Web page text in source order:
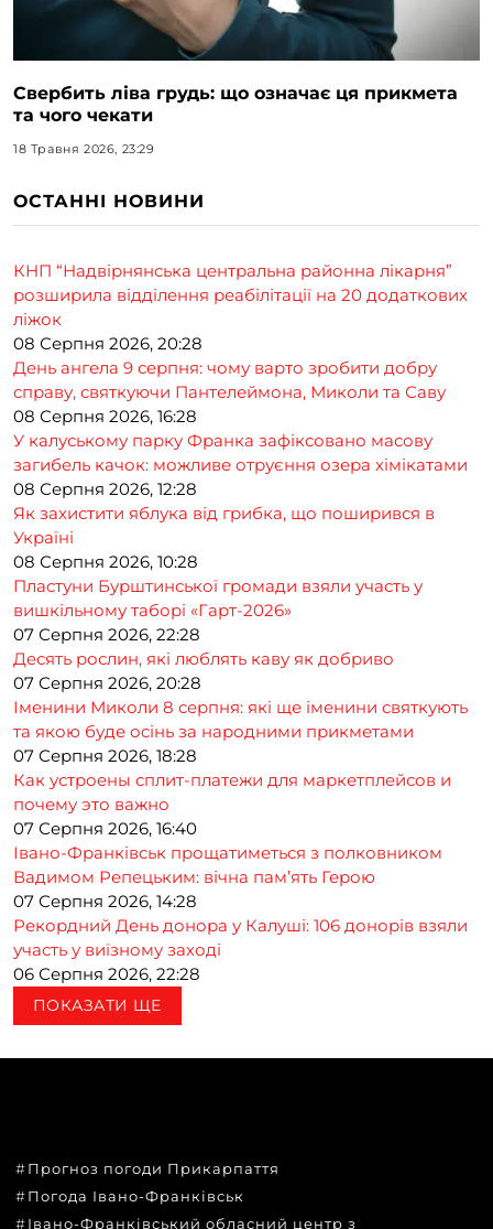
Свербить ліва грудь: що означає ця прикмета
та чого чекати
18 Травня 2026, 23:29
ОСТАННІ НОВИНИ
КНП “Надвірнянська центральна районна лікарня”
розширила відділення реабілітації на 20 додаткових
ліжок
08 Серпня 2026, 20:28
День ангела 9 серпня: чому варто зробити добру
справу, святкуючи Пантелеймона, Миколи та Саву
08 Серпня 2026, 16:28
У калуському парку Франка зафіксовано масову
загибель качок: можливе отруєння озера хімікатами
08 Серпня 2026, 12:28
Як захистити яблука від грибка, що поширився в
Україні
08 Серпня 2026, 10:28
Пластуни Бурштинської громади взяли участь у
вишкільному таборі «Гарт-2026»
07 Серпня 2026, 22:28
Десять рослин, які люблять каву як добриво
07 Серпня 2026, 20:28
Іменини Миколи 8 серпня: які ще іменини святкують
та якою буде осінь за народними прикметами
07 Серпня 2026, 18:28
Как устроены сплит-платежи для маркетплейсов и
почему это важно
07 Серпня 2026, 16:40
Івано-Франківськ прощатиметься з полковником
Вадимом Репецьким: вічна пам’ять Герою
07 Серпня 2026, 14:28
Рекордний День донора у Калуші: 106 донорів взяли
участь у виїзному заході
06 Серпня 2026, 22:28
ПОКАЗАТИ ЩЕ
Прогноз погоди Прикарпаття
Погода Івано-Франківськ
Івано-Франківський обласний центр з